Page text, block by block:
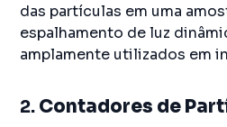
das partículas em uma
espalhamento de luz
amplamente utilizados em
2. Contadores de